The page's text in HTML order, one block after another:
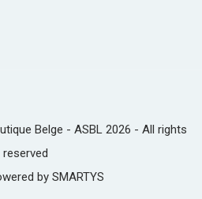
Belge - ASBL 2026 - All rights
reserved
by SMARTYS